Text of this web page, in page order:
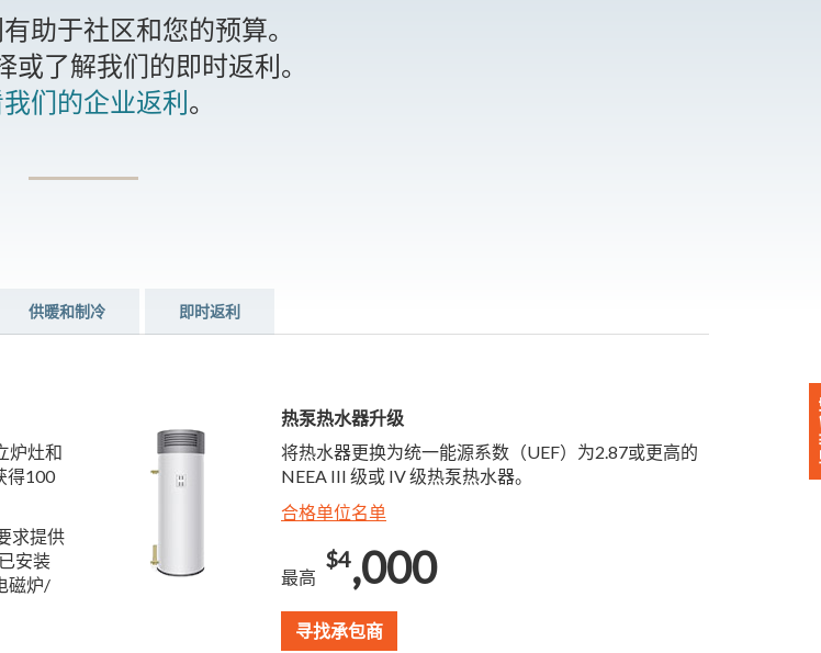
助于社区和您的预算。
或了解我们的即时返利。
们的企业返利 。
供暖和制冷 即时返利
炉灶和
得100
求提供
安装
磁炉/
热泵热水器升级
将热水器更换为统一能源系数（UEF）为2.87或更高的
NEEA III 级或 IV 级热泵热水器。
合格单位名单
最高
$4,000
寻找承包商